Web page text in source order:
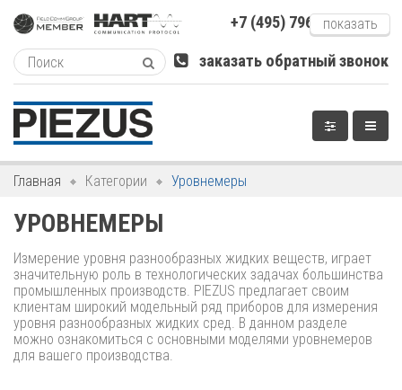
показать
+7 (495) 796-xxxxx
заказать обратный звонок
Главная Категории Уровнемеры
УРОВНЕМЕРЫ
Измерение уровня разнообразных жидких веществ, играет
значительную роль в технологических задачах большинства
промышленных производств. PIEZUS предлагает своим
клиентам широкий модельный ряд приборов для измерения
уровня разнообразных жидких сред. В данном разделе
можно ознакомиться с основными моделями уровнемеров
для вашего производства.